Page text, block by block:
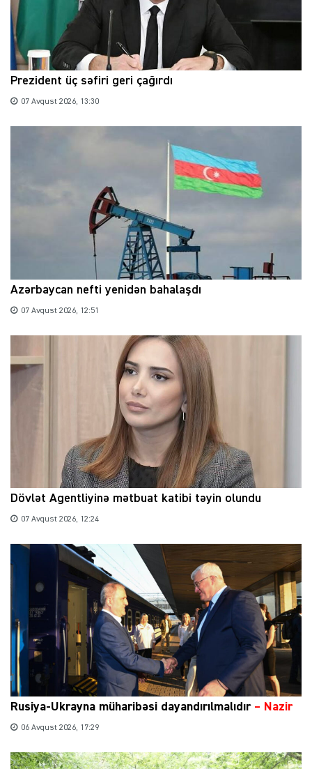
Prezident üç səfiri geri çağırdı
07 Avqust 2026, 13:30
Azərbaycan nefti yenidən bahalaşdı
07 Avqust 2026, 12:51
Dövlət Agentliyinə mətbuat katibi təyin olundu
07 Avqust 2026, 12:24
Rusiya-Ukrayna müharibəsi dayandırılmalıdır– Nazir
06 Avqust 2026, 17:29